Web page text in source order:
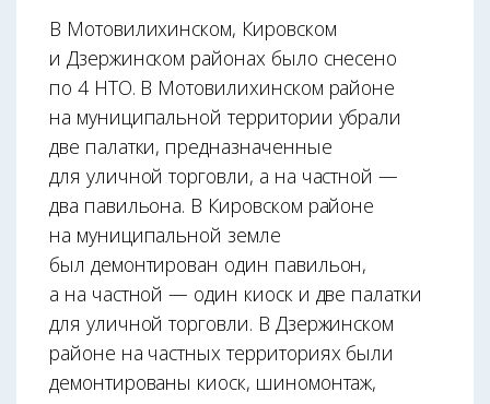
В Мотовилихинском, Кировском
и Дзержинском районах было снесено
по 4 НТО. В Мотовилихинском районе
на муниципальной территории убрали
две палатки, предназначенные
для уличной торговли, а на частной —
два павильона. В Кировском районе
на муниципальной земле
был демонтирован один павильон,
а на частной — один киоск и две палатки
для уличной торговли. В Дзержинском
районе на частных территориях были
демонтированы киоск, шиномонтаж,